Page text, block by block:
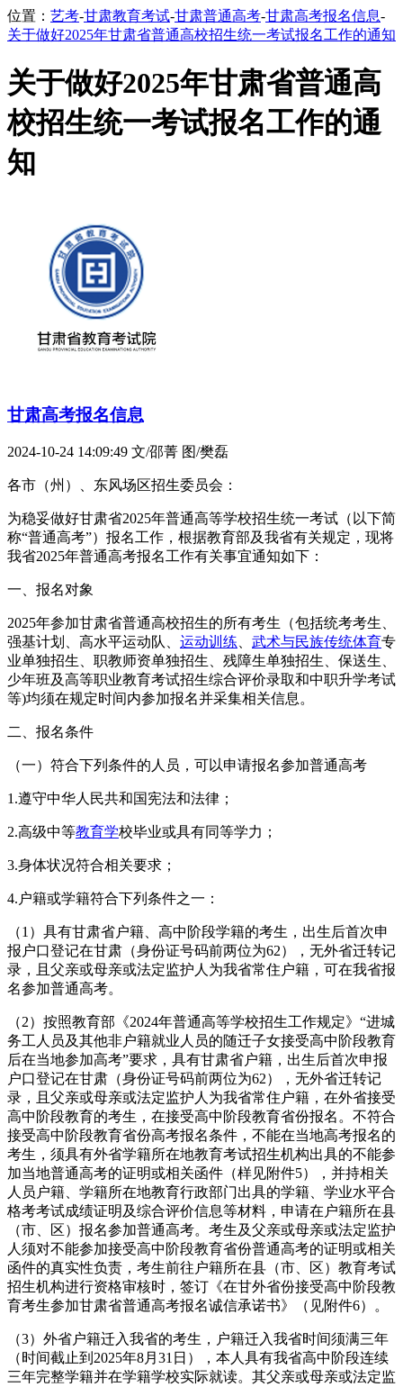
位置： 艺考-甘肃教育考试-甘肃普通高考-甘肃高考报名信息-
关于做好2025年甘肃省普通高校招生统一考试报名工作的通知
关于做好2025年甘肃省普通高
校招生统一考试报名工作的通
知
甘肃高考报名信息
2024-10-24 14:09:49 文/邵菁 图/樊磊
各市（州）、东风场区招生委员会：
为稳妥做好甘肃省2025年普通高等学校招生统一考试（以下简
称“普通高考”）报名工作，根据教育部及我省有关规定，现将
我省2025年普通高考报名工作有关事宜通知如下：
一、报名对象
2025年参加甘肃省普通高校招生的所有考生（包括统考考生、
强基计划、高水平运动队、 运动训练 武术与民族传统体育专
业单独招生、职教师资单独招生、残障生单独招生、保送生、
少年班及高等职业教育考试招生综合评价录取和中职升学考试
等)均须在规定时间内参加报名并采集相关信息。
二、报名条件
（一）符合下列条件的人员，可以申请报名参加普通高考
1.遵守中华人民共和国宪法和法律；
2.高级中等教育学校毕业或具有同等学力；
3.身体状况符合相关要求；
4.户籍或学籍符合下列条件之一：
（1）具有甘肃省户籍、高中阶段学籍的考生，出生后首次申
报户口登记在甘肃（身份证号码前两位为62），无外省迁转记
录，且父亲或母亲或法定监护人为我省常住户籍，可在我省报
名参加普通高考。
（2）按照教育部《2024年普通高等学校招生工作规定》“进城
务工人员及其他非户籍就业人员的随迁子女接受高中阶段教育
后在当地参加高考”要求，具有甘肃省户籍，出生后首次申报
户口登记在甘肃（身份证号码前两位为62），无外省迁转记
录，且父亲或母亲或法定监护人为我省常住户籍，在外省接受
高中阶段教育的考生，在接受高中阶段教育省份报名。不符合
接受高中阶段教育省份高考报名条件，不能在当地高考报名的
考生，须具有外省学籍所在地教育考试招生机构出具的不能参
加当地普通高考的证明或相关函件（样见附件5），并持相关
人员户籍、学籍所在地教育行政部门出具的学籍、学业水平合
格考考试成绩证明及综合评价信息等材料，申请在户籍所在县
（市、区）报名参加普通高考。考生及父亲或母亲或法定监护
人须对不能参加接受高中阶段教育省份普通高考的证明或相关
函件的真实性负责，考生前往户籍所在县（市、区）教育考试
招生机构进行资格审核时，签订《在甘外省份接受高中阶段教
育考生参加甘肃省普通高考报名诚信承诺书》（见附件6）。
（3）外省户籍迁入我省的考生，户籍迁入我省时间须满三年
（时间截止到2025年8月31日），本人具有我省高中阶段连续
三年完整学籍并在学籍学校实际就读。其父亲或母亲或法定监